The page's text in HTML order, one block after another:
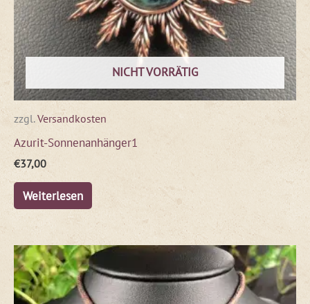
NICHT VORRÄTIG
zzgl.Versandkosten
Azurit-Sonnenanhänger1
€37,00
Weiterlesen